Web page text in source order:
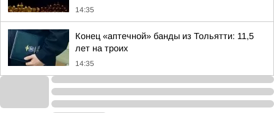
14:35
Конец «аптечной» банды из Тольятти: 11,5
лет на троих
14:35